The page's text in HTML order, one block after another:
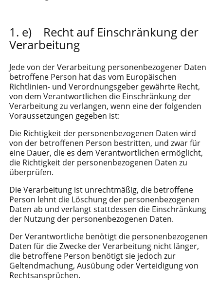
e) Recht auf Einschränkung der
Verarbeitung
Jede von der Verarbeitung personenbezogener Daten
betroffene Person hat das vom Europäischen
Richtlinien- und Verordnungsgeber gewährte Recht,
von dem Verantwortlichen die Einschränkung der
Verarbeitung zu verlangen, wenn eine der folgenden
Voraussetzungen gegeben ist:
Die Richtigkeit der personenbezogenen Daten wird
von der betroffenen Person bestritten, und zwar für
eine Dauer, die es dem Verantwortlichen ermöglicht,
die Richtigkeit der personenbezogenen Daten zu
überprüfen.
Die Verarbeitung ist unrechtmäßig, die betroffene
Person lehnt die Löschung der personenbezogenen
Daten ab und verlangt stattdessen die Einschränkung
der Nutzung der personenbezogenen Daten.
Der Verantwortliche benötigt die personenbezogenen
Daten für die Zwecke der Verarbeitung nicht länger,
die betroffene Person benötigt sie jedoch zur
Geltendmachung, Ausübung oder Verteidigung von
Rechtsansprüchen.